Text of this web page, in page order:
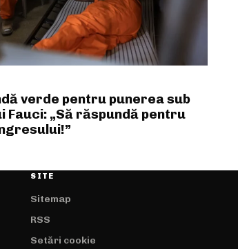
verde pentru punerea sub
Fauci: „Să răspundă pentru
SITE
Sitemap
RSS
Setări cookie